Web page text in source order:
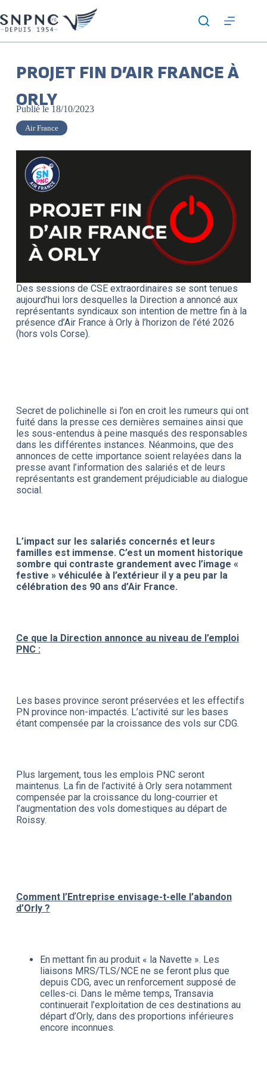
PROJET FIN D’AIR FRANCE À
ORLY
Publié le 18/10/2023
Air France
Des sessions de CSE extraordinaires se sont tenues
aujourd'hui lors desquelles la Direction a annoncé aux
représentants syndicaux son intention de mettre fin à la
présence d’Air France à Orly à l’horizon de l’été 2026
(hors vols Corse).
Secret de polichinelle si l’on en croit les rumeurs qui ont
fuité dans la presse ces dernières semaines ainsi que
les sous-entendus à peine masqués des responsables
dans les différentes instances. Néanmoins, que des
annonces de cette importance soient relayées dans la
presse avant l’information des salariés et de leurs
représentants est grandement préjudiciable au dialogue
social.
L’impact sur les salariés concernés et leurs
familles est immense. C’est un moment historique
sombre qui contraste grandement avec l’image «
festive » véhiculée à l’extérieur il y a peu par la
célébration des 90 ans d’Air France.
Ce que la Direction annonce au niveau de l’emploi
PNC :
Les bases province seront préservées et les effectifs
PN province non-impactés. L’activité sur les bases
étant compensée par la croissance des vols sur CDG.
Plus largement, tous les emplois PNC seront
maintenus. La fin de l’activité à Orly sera notamment
compensée par la croissance du long-courrier et
l’augmentation des vols domestiques au départ de
Roissy.
Comment l’Entreprise envisage-t-elle l’abandon
d’Orly ?
En mettant fin au produit « la Navette ». Les
liaisons MRS/TLS/NCE ne se feront plus que
depuis CDG, avec un renforcement supposé de
celles-ci. Dans le même temps, Transavia
continuerait l’exploitation de ces destinations au
départ d’Orly, dans des proportions inférieures
encore inconnues.